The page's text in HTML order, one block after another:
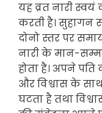
यह व्रत नारी
करती है। सुहागन
दोनो स्तर पर
नारी के मान-
होता है। अपने
और विश्वास के
घटता है तथा